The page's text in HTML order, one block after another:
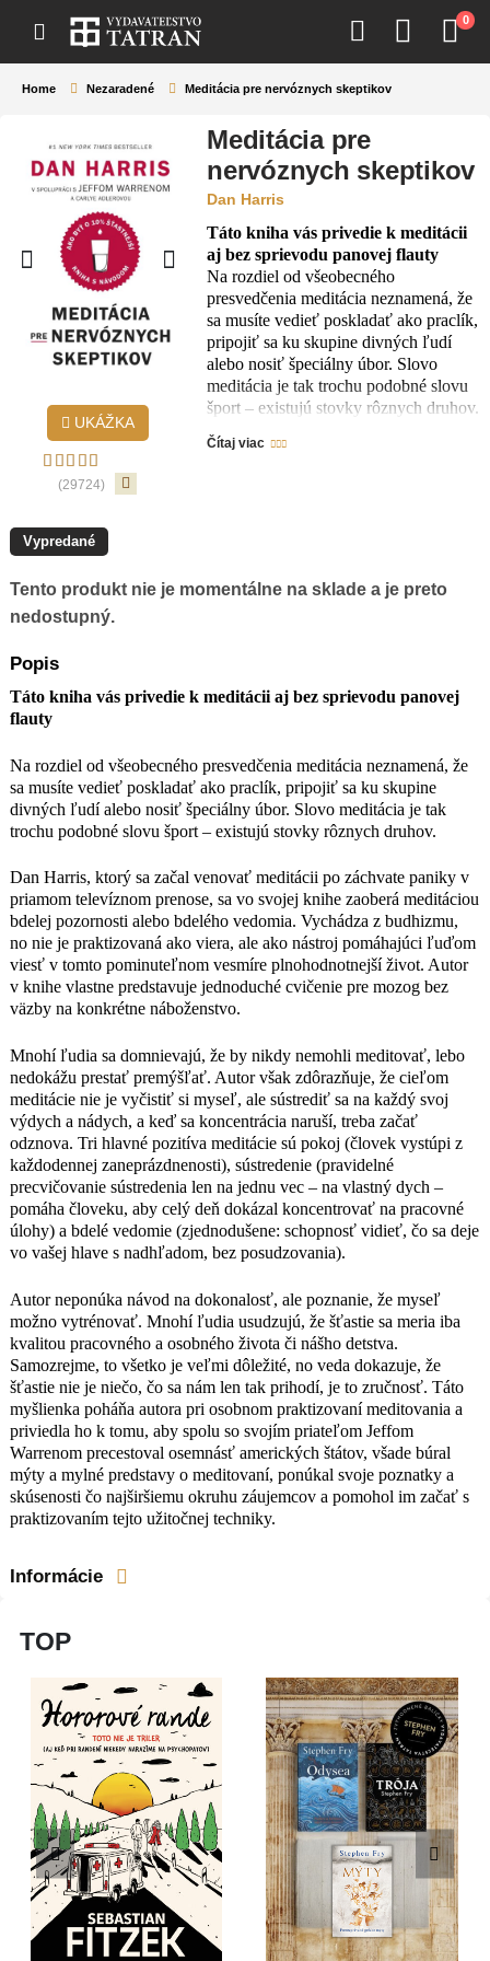
0
Home Nezaradené Meditácia pre nervóznych skeptikov
UKÁŽKA
(29724)
Meditácia pre
nervóznych skeptikov
Dan Harris
Táto kniha vás privedie k meditácii
aj bez sprievodu panovej flauty
Na rozdiel od všeobecného
presvedčenia meditácia neznamená, že
sa musíte vedieť poskladať ako praclík,
pripojiť sa ku skupine divných ľudí
alebo nosiť špeciálny úbor. Slovo
meditácia je tak trochu podobné slovu
šport – existujú stovky rôznych druhov.
meditácii po záchvate paniky v
pomáhajúci ľuďom viesť v tomto
konkrétne náboženstvo.
nedokážu prestať premýšľať. Autor
však zdôrazňuje, že cieľom meditácie
nie je vyčistiť si myseľ, ale sústrediť sa
na každý svoj výdych a nádych, a keď
sa koncentrácia naruší, treba začať
odznova. Tri hlavné pozitíva meditácie
sú pokoj (človek vystúpi z
každodennej zaneprázdnenosti),
sústredenie (pravidelné precvičovanie
sústredenia len na jednu vec – na
vlastný dych – pomáha človeku, aby
celý deň dokázal koncentrovať na
pracovné úlohy) a bdelé vedomie
deje vo vašej hlave s nadhľadom, bez
posudzovania).
Autor neponúka návod na dokonalosť,
ale poznanie, že myseľ možno
vytrénovať. Mnohí ľudia usudzujú, že
šťastie sa meria iba kvalitou
pracovného a osobného života či nášho
detstva. Samozrejme, to všetko je
veľmi dôležité, no veda dokazuje, že
šťastie nie je niečo, čo sa nám len tak
poháňa autora pri osobnom
praktizovaní meditovania a priviedla ho
k tomu, aby spolu so svojím priateľom
Jeffom Warrenom precestoval
osemnásť amerických štátov, všade
búral mýty a mylné predstavy o
meditovaní, ponúkal svoje poznatky a
skúsenosti čo najširšiemu okruhu
záujemcov a pomohol im začať s
praktizovaním tejto užitočnej techniky.
Čítaj viac
Vypredané
Tento produkt nie je momentálne na sklade a je preto
nedostupný.
Popis
Táto kniha vás privedie k meditácii aj bez sprievodu panovej
flauty
Na rozdiel od všeobecného presvedčenia meditácia neznamená, že
sa musíte vedieť poskladať ako praclík, pripojiť sa ku skupine
divných ľudí alebo nosiť špeciálny úbor. Slovo meditácia je tak
trochu podobné slovu šport – existujú stovky rôznych druhov.
Dan Harris, ktorý sa začal venovať meditácii po záchvate paniky v
priamom televíznom prenose, sa vo svojej knihe zaoberá meditáciou
bdelej pozornosti alebo bdelého vedomia. Vychádza z budhizmu,
no nie je praktizovaná ako viera, ale ako nástroj pomáhajúci ľuďom
viesť v tomto pominuteľnom vesmíre plnohodnotnejší život. Autor
v knihe vlastne predstavuje jednoduché cvičenie pre mozog bez
väzby na konkrétne náboženstvo.
Mnohí ľudia sa domnievajú, že by nikdy nemohli meditovať, lebo
nedokážu prestať premýšľať. Autor však zdôrazňuje, že cieľom
meditácie nie je vyčistiť si myseľ, ale sústrediť sa na každý svoj
výdych a nádych, a keď sa koncentrácia naruší, treba začať
odznova. Tri hlavné pozitíva meditácie sú pokoj (človek vystúpi z
každodennej zaneprázdnenosti), sústredenie (pravidelné
precvičovanie sústredenia len na jednu vec – na vlastný dych –
pomáha človeku, aby celý deň dokázal koncentrovať na pracovné
úlohy) a bdelé vedomie (zjednodušene: schopnosť vidieť, čo sa deje
vo vašej hlave s nadhľadom, bez posudzovania).
Autor neponúka návod na dokonalosť, ale poznanie, že myseľ
možno vytrénovať. Mnohí ľudia usudzujú, že šťastie sa meria iba
kvalitou pracovného a osobného života či nášho detstva.
Samozrejme, to všetko je veľmi dôležité, no veda dokazuje, že
šťastie nie je niečo, čo sa nám len tak prihodí, je to zručnosť. Táto
myšlienka poháňa autora pri osobnom praktizovaní meditovania a
priviedla ho k tomu, aby spolu so svojím priateľom Jeffom
Warrenom precestoval osemnásť amerických štátov, všade búral
mýty a mylné predstavy o meditovaní, ponúkal svoje poznatky a
skúsenosti čo najširšiemu okruhu záujemcov a pomohol im začať s
praktizovaním tejto užitočnej techniky.
Informácie
TOP